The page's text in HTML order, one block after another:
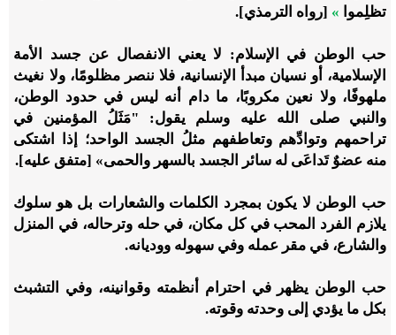
تظلِموا » [رواه الترمذي].
حب الوطن في الإسلام: لا يعني الانفصال عن جسد الأمة
الإسلامية، أو نسيان مبدأ الإنسانية، فلا ننصر مظلومًا، ولا نغيث
ملهوفًا، ولا نعين مكروبًا، ما دام أنه ليس في حدود الوطن،
والنبي صلى الله عليه وسلم يقول: "مَثَلُ المؤمنين في
تراحمهم وتوادِّهم وتعاطفهم مثلُ الجسد الواحد؛ إذا اشتكى
منه عضوٌ تَداعَى له سائر الجسد بالسهر والحمى» [متفق عليه].
حب الوطن لا يكون بمجرد الكلمات والشعارات بل هو سلوك
يلازم الفرد المحب في كل مكان، في حله وترحاله، في المنزل
والشارع، في مقر عمله وفي سهوله ووديانه.
حب الوطن يظهر في احترام أنظمته وقوانينه، وفي التشبث
بكل ما يؤدي إلى وحدته وقوته.